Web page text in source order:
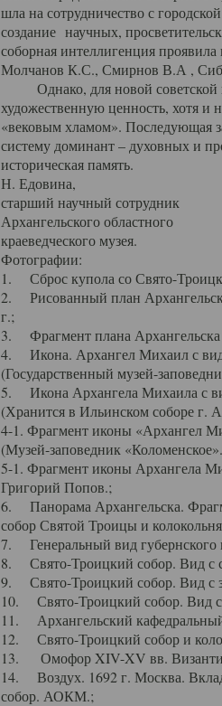
шла на сотрудничество с
создание научных,
соборная интеллигенция
Молчанов К.С., Смирнов В.А ,
Однако, для новой советской
художественную ценность, хотя и
«вековым хламом». Последующая
систему доминант – духовных и
историческая память.
Н. Едовина,
старший научный сотрудник
Архангельского областного
краеведческого музея.
Фотографии:
1. Сброс купола со Свято-
2. Рисованный план
г.;
3. Фрагмент плана
4. Икона. Архангел Михаил с
(Государственный музей-
5. Икона Архангела Михаила с
(Хранится в Ильинском соборе г.
4-1. Фрагмент иконы «Архангел
(Музей-заповедник
5-1. Фрагмент иконы Архангела
Григорий Попов.;
6. Панорама Архангельска.
собор Святой Троицы и
7. Генеральный вид губернского
8. Свято-Троицкий собор. Вид с
9. Свято-Троицкий собор. Вид с
10. Свято-Троицкий собор. Вид
11. Архангельский кафедральный
12. Свято-Троицкий собор и
13. Омофор XIV-XV вв.
14. Воздух. 1692 г. Москва.
собор. АОКМ.;